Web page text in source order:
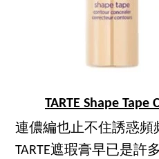
TARTE Shape
連儂編也止不住誘惑頻
TARTE遮瑕膏早已是許